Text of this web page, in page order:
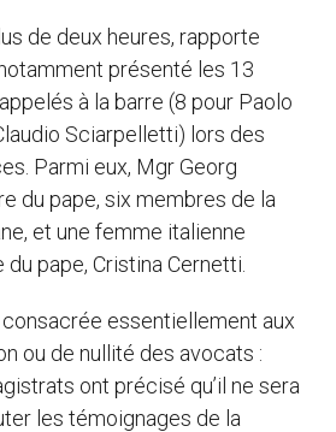
de deux heures, rapporte
présenté les 13
à la barre (8 pour Paolo
Sciarpelletti) lors des
Parmi eux, Mgr Georg
du pape, six membres de la
et une femme italienne
pape, Cristina Cernetti.
essentiellement aux
ou de nullité des avocats :
ont précisé qu’il ne sera
les témoignages de la